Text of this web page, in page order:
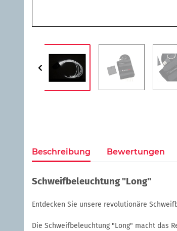
Beschreibung Bewertungen
Schweifbeleuchtung "Long"
Entdecken Sie unsere revolutionäre
Die Schweifbeleuchtung "Long" macht das